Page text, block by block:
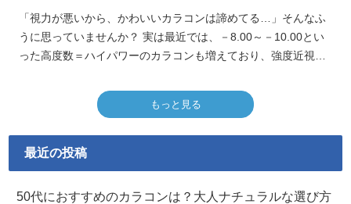
「視力が悪いから、かわいいカラコンは諦めてる…」そんなふ
うに思っていませんか？ 実は最近では、－8.00～－10.00とい
った高度数＝ハイパワーのカラコンも増えており、強度近視さ
盛れるデザインからハーフ系まで、種類も豊富で選びやすいの
もっと見る
最近の投稿
50代におすすめのカラコンは？大人ナチュラルな選び方